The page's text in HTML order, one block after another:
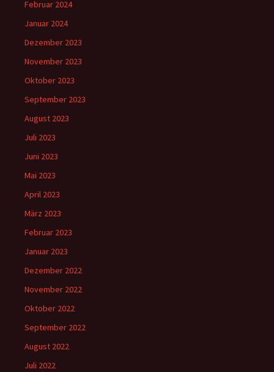
Februar 2024
Januar 2024
Dezember 2023
November 2023
Oktober 2023
September 2023
August 2023
Juli 2023
Juni 2023
Mai 2023
April 2023
März 2023
Februar 2023
Januar 2023
Dezember 2022
November 2022
Oktober 2022
September 2022
August 2022
Juli 2022